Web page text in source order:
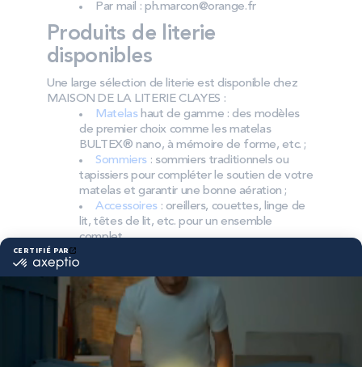
Par mail : ph.marcon@orange.fr
Produits de literie
disponibles
Une large sélection de literie est disponible chez
MAISON DE LA LITERIE CLAYES :
Matelashaut de gamme : des modèles
de premier choix comme les matelas
BULTEX® nano, à mémoire de forme, etc. ;
Sommiers : sommiers traditionnels ou
tapissiers pour compléter le soutien de votre
matelas et garantir une bonne aération ;
Accessoires: oreillers, couettes, linge de
lit, têtes de lit, etc. pour un ensemble
complet.
Pourquoi choisir Bultex
comme literie ?
Bultex est l’une des marques préférées des
Français et la plus détenue*. La marque s’appuie
sur un savoir‑faire reconnu et des matériaux
exclusifs.